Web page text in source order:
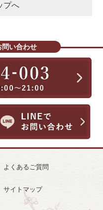
プへ
問い合わせ
よくあるご質問
サイトマップ